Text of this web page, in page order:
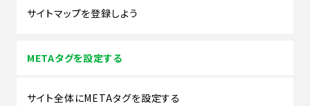
サイトマップを登録しよう
METAタグを設定する
サイト全体にMETAタグを設定する